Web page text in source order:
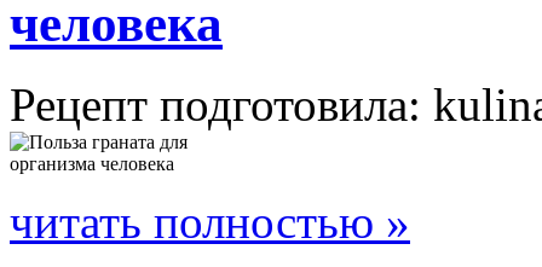
человека
Рецепт подготовила:
читать полностью »